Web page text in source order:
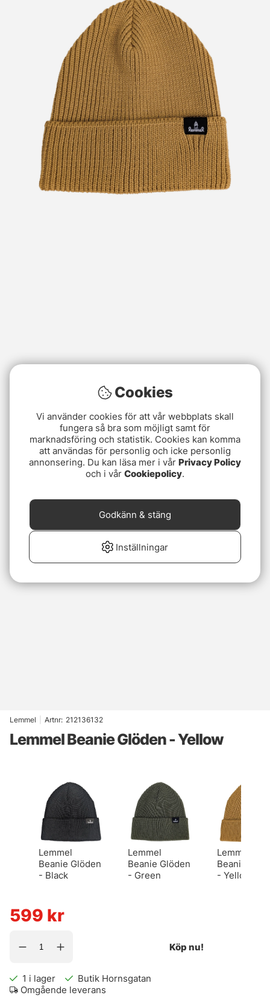
Lemmel Artnr: 212136132
Lemmel Beanie Glöden - Yellow
Lemmel
Beanie Glöden
- Black
Lemmel
Beanie Glöden
- Green
Lemmel
Beanie
- Yellow
599 kr
Köp nu!
1 i lager
Butik Hornsgatan
Omgående leverans
Cookies
Vi använder cookies för att vår webbplats skall
fungera så bra som möjligt samt för
marknadsföring och statistik. Cookies kan komma
att användas för personlig och icke personlig
annonsering. Du kan läsa mer i vår Privacy Policy
och i vår Cookiepolicy.
Inställningar
Godkänn & stäng